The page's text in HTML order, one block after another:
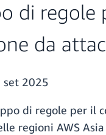
di regole
da
set 2025
di regole per il
regioni AWS Asia